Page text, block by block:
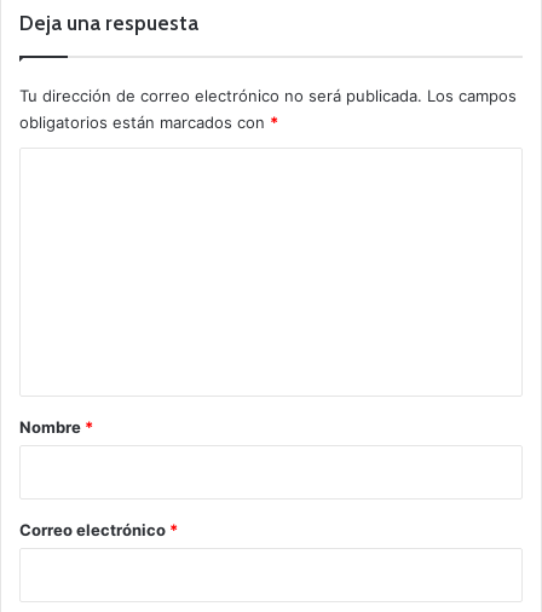
Deja una respuesta
Tu dirección de correo electrónico no será publicada. Los campos
obligatorios están marcados con *
r
*
Nombre *
Correo electrónico *